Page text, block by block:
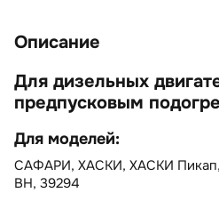
Описание
Для дизельных
предпусковым
Для моделей:
САФАРИ, ХАСКИ, ХАСКИ
ВН, 39294